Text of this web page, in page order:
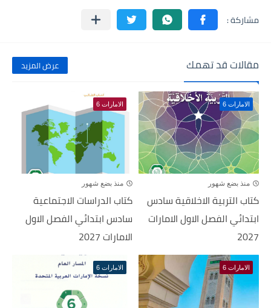
مقالات قد تهمك عرض المزيد
الامارات 6
منذ بضع شهور
كتاب التربية الاخلاقية سادس
ابتدائي الفصل الاول الامارات
2027
الامارات 6
منذ بضع شهور
كتاب الدراسات الاجتماعية
سادس ابتدائي الفصل الاول
الامارات 2027
الامارات 6 الامارات 6